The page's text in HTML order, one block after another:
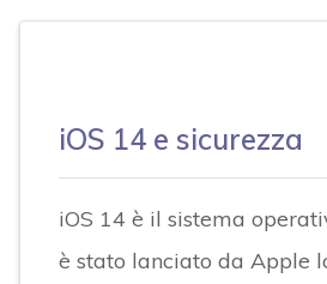
iOS 14 e sicurezza
iOS 14 è il sistema
è stato lanciato da Apple